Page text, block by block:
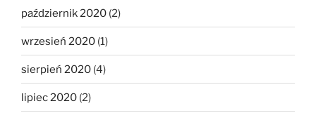
październik 2020 (2)
wrzesień 2020 (1)
sierpień 2020 (4)
lipiec 2020 (2)